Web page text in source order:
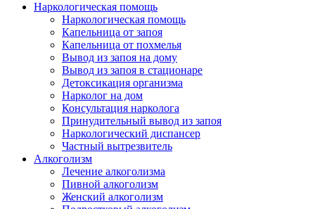
Наркологическая помощь
Наркологическая помощь
Капельница от запоя
Капельница от похмелья
Вывод из запоя на дому
Вывод из запоя в стационаре
Детоксикация организма
Нарколог на дом
Консультация нарколога
Принудительный вывод из запоя
Наркологический диспансер
Частный вытрезвитель
Алкоголизм
Лечение алкоголизма
Пивной алкоголизм
Женский алкоголизм